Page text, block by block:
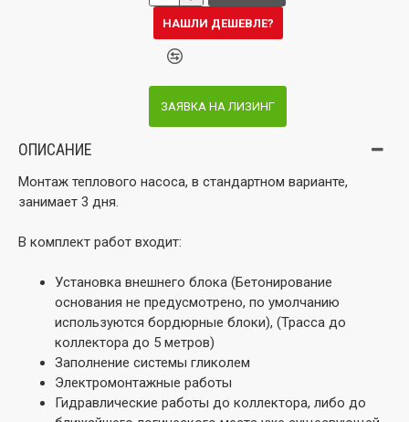
НАШЛИ ДЕШЕВЛЕ?
ЗАЯВКА НА ЛИЗИНГ
ОПИСАНИЕ
Монтаж теплового насоса, в стандартном варианте,
занимает 3 дня.
В комплект работ входит:
Установка внешнего блока (Бетонирование
основания не предусмотрено, по умолчанию
используются бордюрные блоки), (Трасса до
коллектора до 5 метров)
Заполнение системы гликолем
Электромонтажные работы
Гидравлические работы до коллектора, либо до